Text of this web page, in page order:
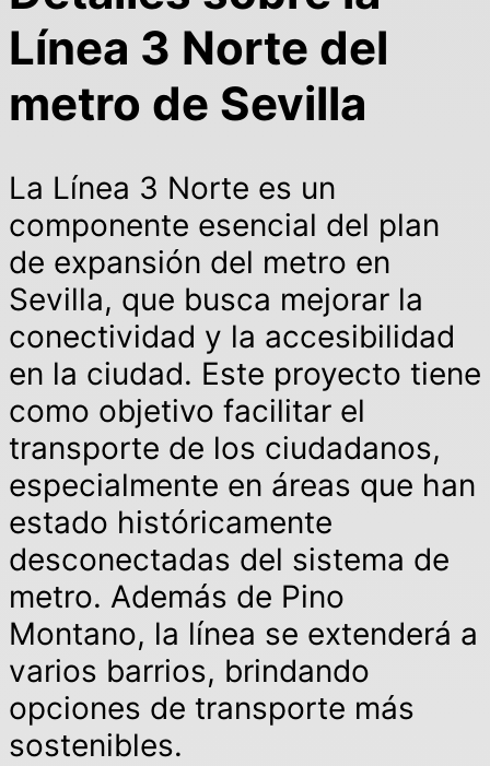
Línea 3 Norte del
metro de Sevilla
La Línea 3 Norte es un
componente esencial del plan
de expansión del metro en
Sevilla, que busca mejorar la
conectividad y la accesibilidad
en la ciudad. Este proyecto tiene
como objetivo facilitar el
transporte de los ciudadanos,
especialmente en áreas que han
estado históricamente
desconectadas del sistema de
metro. Además de Pino
Montano, la línea se extenderá a
varios barrios, brindando
opciones de transporte más
sostenibles.